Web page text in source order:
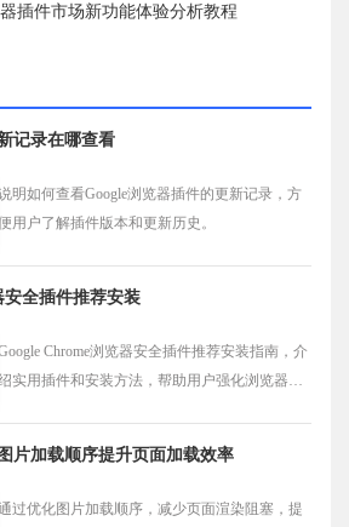
插件市场新功能体验分析教程
记录在哪查看
明如何查看Google浏览器插件的更新记录，方
用户了解插件版本和更新历史。
安全插件推荐安装
Chrome浏览器安全插件推荐安装指南，介
实用插件和安装方法，帮助用户强化浏览器防
片加载顺序提升页面加载效率
过优化图片加载顺序，减少页面渲染阻塞，提